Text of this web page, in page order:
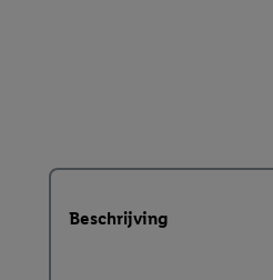
Beschrijving